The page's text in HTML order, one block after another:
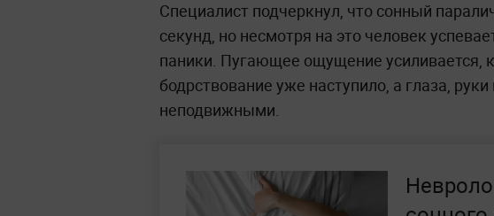
Специалист подчеркнул, что сонный
секунд, но несмотря на это человек
паники. Пугающее ощущение усиливается,
бодрствование уже наступило, а глаза,
неподвижными.